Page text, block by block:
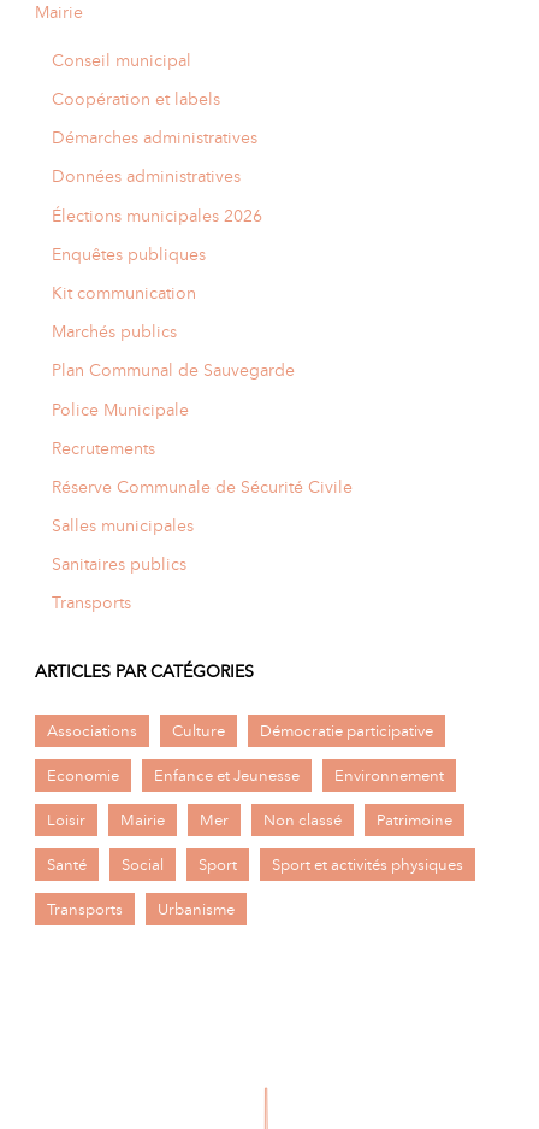
Mairie
Conseil municipal
Coopération et labels
Démarches administratives
Données administratives
Élections municipales 2026
Enquêtes publiques
Kit communication
Marchés publics
Plan Communal de Sauvegarde
Police Municipale
Recrutements
Réserve Communale de Sécurité Civile
Salles municipales
Sanitaires publics
Transports
ARTICLES PAR CATÉGORIES
Associations Culture Démocratie participative
Economie Enfance et Jeunesse Environnement
Loisir Mairie Mer Non classé Patrimoine
Santé Social Sport Sport et activités physiques
Transports Urbanisme